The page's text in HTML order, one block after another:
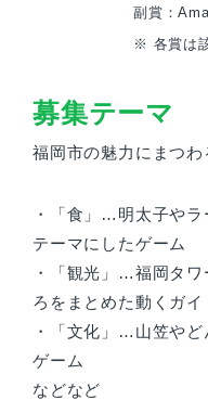
副賞：
※ 各賞は
募集テーマ
福岡市の魅力にまつわ
・「食」…明太子や
テーマにしたゲーム
・「観光」…福岡タワ
ろをまとめた動くガイ
・「文化」…山笠や
ゲーム
などなど